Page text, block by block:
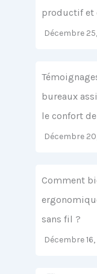
productif et
Décembre
bureaux
le confort
Décembre
Comment
sans fil ?
Décembre